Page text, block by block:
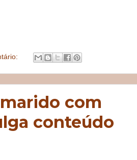
com
conteúdo